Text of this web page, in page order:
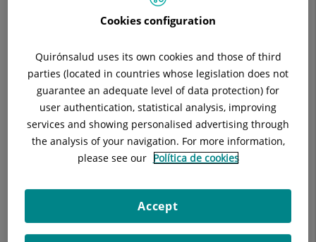
proporcionara el consejo necesario, así como la combinación
de los mejores tratamientos en su justa medida para
conseguir esa mejora en la imagen que todos nos
merecemos.
Cookies configuration
Quirónsalud uses its own cookies and those of third
parties (located in countries whose legislation does not
guarantee an adequate level of data protection) for
user authentication, statistical analysis, improving
services and showing personalised advertising through
the analysis of your navigation. For more information,
please see our Política de cookies
Accept